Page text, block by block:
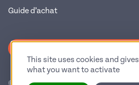
Guide d’achat
© 2026 Pop Industrie – Tous droits
This site uses cookies and
what you want to activate